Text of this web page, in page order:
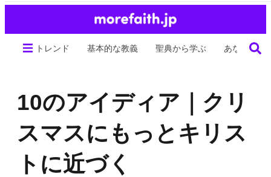
トレンド 基本的な教義 聖典から学ぶ あなたの生
10のアイディア｜クリ
スマスにもっとキリス
トに近づく